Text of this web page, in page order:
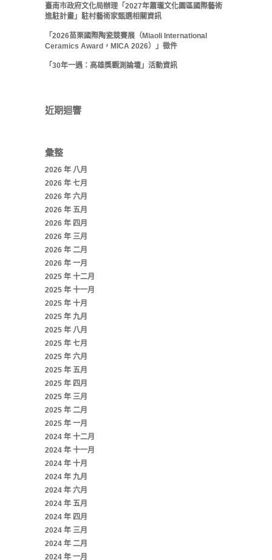
臺南市政府文化局辦理「2027年蕭瓏文化園區國際藝術
進駐計畫」駐村藝術家甄選相關資訊
「2026苗栗國際陶瓷競賽展（Miaoli International
Ceramics Award，MICA 2026）」徵件
「30年一遇：高雄獎觀測論壇」活動資訊
近期迴響
彙整
2026 年 八月
2026 年 七月
2026 年 六月
2026 年 五月
2026 年 四月
2026 年 三月
2026 年 二月
2026 年 一月
2025 年 十二月
2025 年 十一月
2025 年 十月
2025 年 九月
2025 年 八月
2025 年 七月
2025 年 六月
2025 年 五月
2025 年 四月
2025 年 三月
2025 年 二月
2025 年 一月
2024 年 十二月
2024 年 十一月
2024 年 十月
2024 年 九月
2024 年 六月
2024 年 五月
2024 年 四月
2024 年 三月
2024 年 二月
2024 年 一月